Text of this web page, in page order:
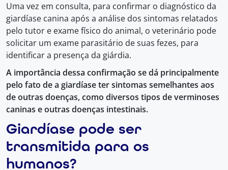
Uma vez em consulta, para confirmar o diagnóstico da
giardíase canina após a análise dos sintomas relatados
pelo tutor e exame físico do animal, o veterinário pode
solicitar um exame parasitário de suas fezes, para
identificar a presença da giárdia.
A importância dessa confirmação se dá principalmente
pelo fato de a giardíase ter sintomas semelhantes aos
de outras doenças, como diversos tipos de verminoses
caninas e outras doenças intestinais.
Giardíase pode ser
transmitida para os
humanos?